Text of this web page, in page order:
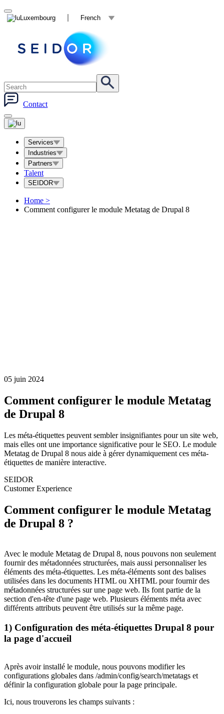
Luxembourg French
Contact
Services
Industries
Partners
Talent
SEIDOR
Home >
Comment configurer le module Metatag de Drupal 8
05 juin 2024
Comment configurer le module Metatag
de Drupal 8
Les méta-étiquettes peuvent sembler insignifiantes pour un site web,
mais elles ont une importance significative pour le SEO. Le module
Metatag de Drupal 8 nous aide à gérer dynamiquement ces méta-
étiquettes de manière interactive.
SEIDOR
Customer Experience
Comment configurer le module Metatag
de Drupal 8 ?
Avec le module Metatag de Drupal 8, nous pouvons non seulement
fournir des métadonnées structurées, mais aussi personnaliser les
éléments des méta-étiquettes. Les méta-éléments sont des balises
utilisées dans les documents HTML ou XHTML pour fournir des
métadonnées structurées sur une page web. Ils font partie de la
section d'en-tête d'une page web. Plusieurs éléments méta avec
différents attributs peuvent être utilisés sur la même page.
1) Configuration des méta-étiquettes Drupal 8 pour
la page d'accueil
Après avoir installé le module, nous pouvons modifier les
configurations globales dans /admin/config/search/metatags et
définir la configuration globale pour la page principale.
Ici, nous trouverons les champs suivants :